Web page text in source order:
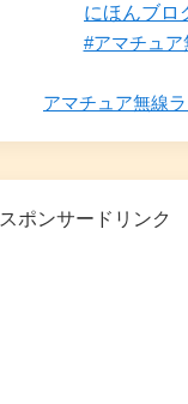
にほんブロ
#アマチュア
アマチュア無線
スポンサードリンク